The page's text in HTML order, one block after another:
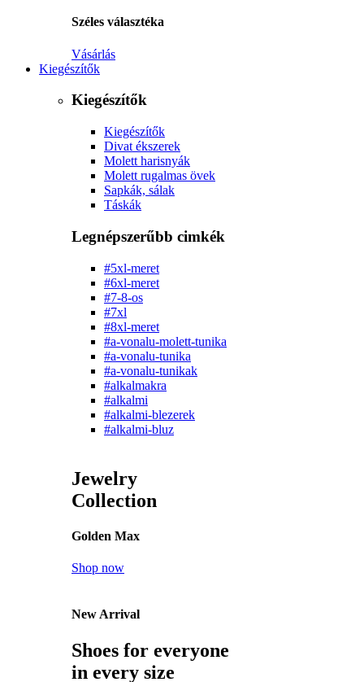
Széles választéka
Vásárlás
Kiegészítők
Kiegészítők
Kiegészítők
Divat ékszerek
Molett harisnyák
Molett rugalmas övek
Sapkák, sálak
Táskák
Legnépszerűbb cimkék
#5xl-meret
#6xl-meret
#7-8-os
#7xl
#8xl-meret
#a-vonalu-molett-tunika
#a-vonalu-tunika
#a-vonalu-tunikak
#alkalmakra
#alkalmi
#alkalmi-blezerek
#alkalmi-bluz
Jewelry
Collection
Golden Max
Shop now
New Arrival
Shoes for everyone
in every size